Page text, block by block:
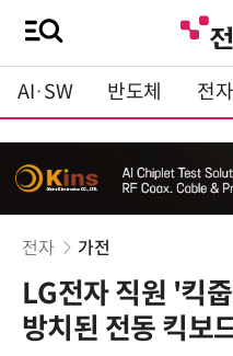
AI·SW 반도체 전자
전자 가전
LG전자 직원 '킥
방치된 전동 킥보